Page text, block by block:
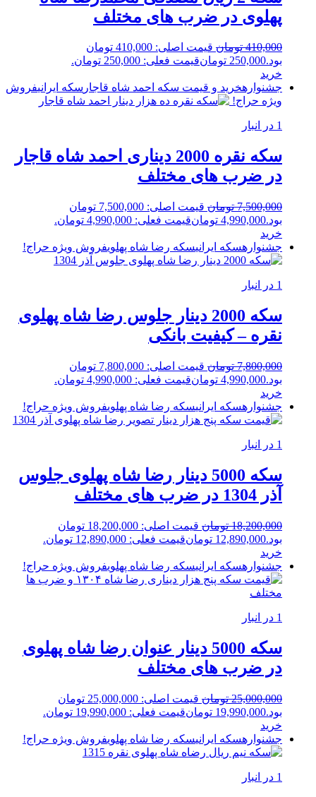
پهلوی در ضرب های مختلف
410,000 تومان
قیمت اصلی: 410,000 تومان
بود.250,000 تومانقیمت فعلی: 250,000 تومان.
خرید
جشنوارهخرید و قیمت سکه احمد شاه قاجار سکه ایرانیفروش
ویژه حراج!
1 در انبار
سکه نقره 2000 دیناری احمد شاه قاجار
در ضرب های مختلف
7,500,000 تومان
قیمت اصلی: 7,500,000 تومان
بود.4,990,000 تومانقیمت فعلی: 4,990,000 تومان.
خرید
جشنوارهسکه ایرانیسکه رضا شاه پهلویفروش ویژه حراج!
1 در انبار
سکه 2000 دینار جلوس رضا شاه پهلوی
نقره – کیفیت بانکی
7,800,000 تومان
قیمت اصلی: 7,800,000 تومان
بود.4,990,000 تومانقیمت فعلی: 4,990,000 تومان.
خرید
جشنوارهسکه ایرانیسکه رضا شاه پهلویفروش ویژه حراج!
1 در انبار
سکه 5000 دینار رضا شاه پهلوی جلوس
آذر 1304 در ضرب های مختلف
18,200,000 تومان
قیمت اصلی: 18,200,000 تومان
بود.12,890,000 تومانقیمت فعلی: 12,890,000 تومان.
خرید
جشنوارهسکه ایرانیسکه رضا شاه پهلویفروش ویژه حراج!
1 در انبار
سکه 5000 دینار عنوان رضا شاه پهلوی
در ضرب های مختلف
25,000,000 تومان
قیمت اصلی: 25,000,000 تومان
بود.19,990,000 تومانقیمت فعلی: 19,990,000 تومان.
خرید
جشنوارهسکه ایرانیسکه رضا شاه پهلویفروش ویژه حراج!
1 در انبار